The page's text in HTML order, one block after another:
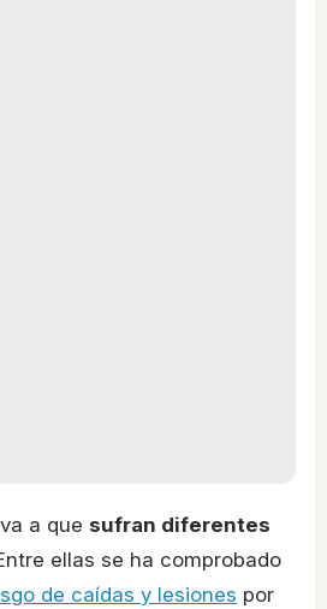
a que sufran diferentes
ellas se ha comprobado
de caídas y lesiones por